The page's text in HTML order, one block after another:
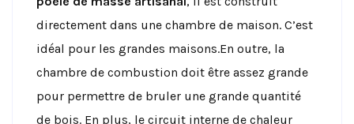
directement dans une chambre de maison. C’est
idéal pour les grandes maisons.En outre, la
chambre de combustion doit être assez grande
pour permettre de bruler une grande quantité
de bois. En plus, le circuit interne de chaleur